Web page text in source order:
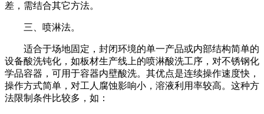
差，需结合其它方法。
三、喷淋法。
适合于场地固定，封闭环境的单一产品或内部结构简单的
设备酸洗钝化，如板材生产线上的喷淋酸洗工序，对不锈钢化
学品容器，可用于容器内壁酸洗。其优点是连续操作速度快，
操作方式简单，对工人腐蚀影响小，溶液利用率较高。这种方
法限制条件比较多，如：